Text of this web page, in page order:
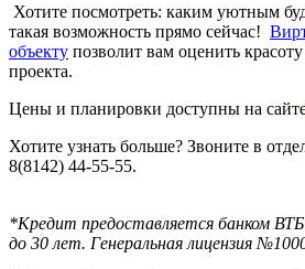
Хотите посмотреть: каким уютным
такая возможность прямо сейчас!
объекту позволит вам оценить
проекта.
Цены и планировки доступны на
Хотите узнать больше? Звоните в
8(8142) 44-55-55.
*Кредит предоставляется банком
до 30 лет. Генеральная лицензия